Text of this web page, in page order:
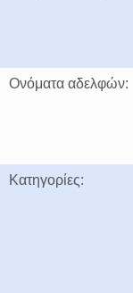
Ονόματα αδελφών:
Κατηγορίες: